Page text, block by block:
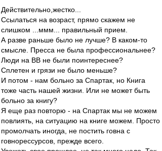
Действительно,жестко...
Ссылаться на возраст, прямо скажем не
слишком ...ммм... правильный прием.
А разве раньше было не лучше? В каком-то
смысле. Пресса не была профессиональнее?
Люди на ВВ не были поинтереснее?
Сплетен и грязи не было меньше?
И потом - нам больно за Спартак, но Книга
тоже часть нашей жизни. Или не может быть
больно за книгу?
Я еще раз повторю - на Спартак мы не можем
повлиять, на ситуацию на книге можем. Просто
промолчать иногда, не постить говна с
говнорессурсов, прежде всего.